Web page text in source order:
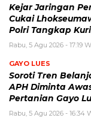
Kejar Jaringan
Cukai
Polri Tangkap
Rabu, 5 Agu 2026 - 17:19
GAYO LUES
Soroti Tren
APH Diminta
Pertanian Gayo
Rabu, 5 Agu 2026 - 16:34